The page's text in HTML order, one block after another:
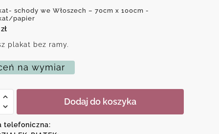
schody we Włoszech – 70cm x 100cm -
papier
zł
plakat bez ramy.
na wymiar
Dodaj do koszyka
telefoniczna: